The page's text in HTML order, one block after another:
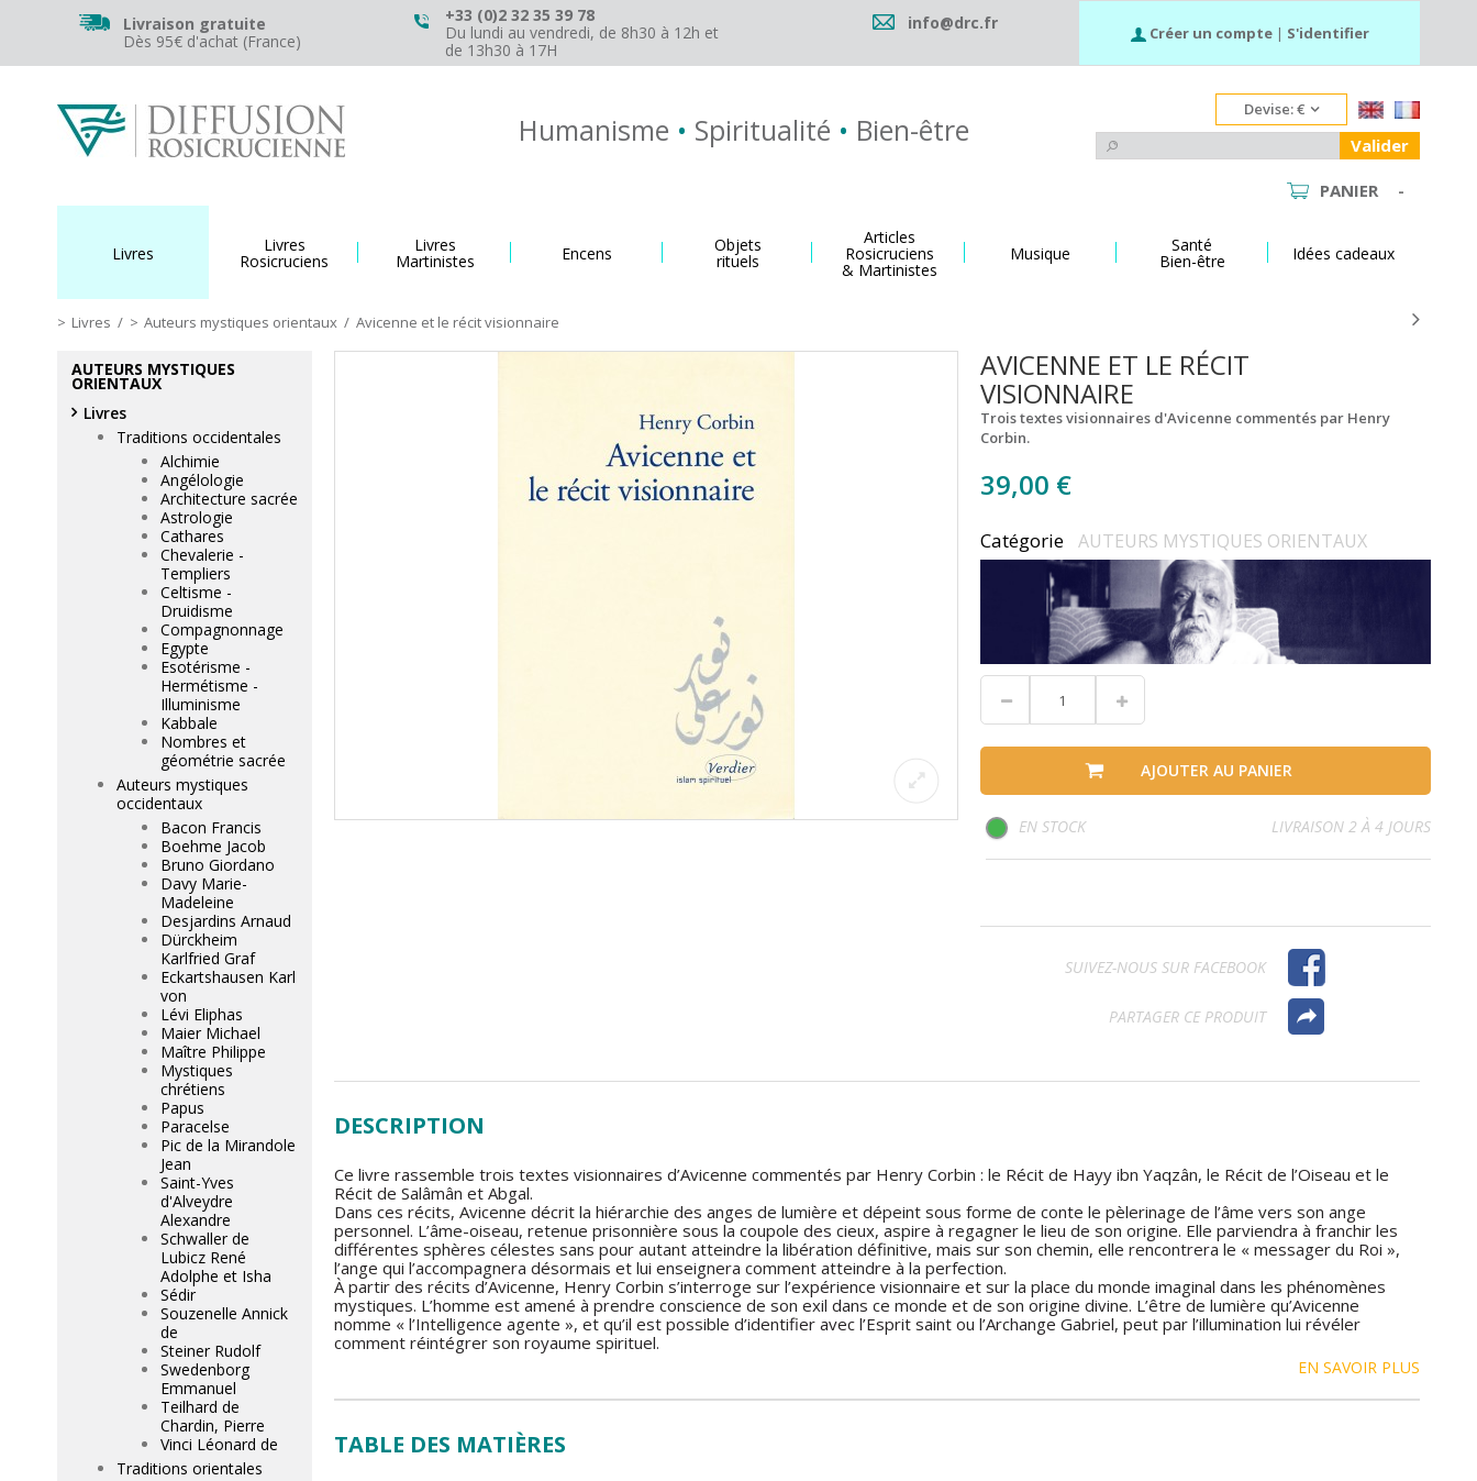
Livraison gratuite
Dès 95€ d'achat (France)
+33 (0)2 32 35 39 78
Du lundi au vendredi, de 8h30 à 12h et
de 13h30 à 17H
info@drc.fr Créer un compte | S'identifier
Humanisme • Spiritualité • Bien-être
Devise:€
Valider
PANIER -
Livres Livres
Rosicruciens
Livres
Martinistes Encens Objets
rituels
Articles
Rosicruciens
& Martinistes
Musique Santé
Bien-être Idées cadeaux
Livres / Auteurs mystiques orientaux / Avicenne et le récit visionnaire
AVICENNE ET LE RÉCIT
VISIONNAIRE
Trois textes visionnaires d'Avicenne commentés par Henry
Corbin.
39,00 €
Catégorie AUTEURS MYSTIQUES ORIENTAUX
AJOUTER AU PANIER
EN STOCK LIVRAISON 2 À 4 JOURS
SUIVEZ-NOUS SUR FACEBOOK
PARTAGER CE PRODUIT
DESCRIPTION
Ce livre rassemble trois textes visionnaires d’Avicenne commentés par Henry Corbin : le Récit de Hayy ibn Yaqzân, le Récit de l’Oiseau et le
Récit de Salâmân et Abgal.
Dans ces récits, Avicenne décrit la hiérarchie des anges de lumière et dépeint sous forme de conte le pèlerinage de l’âme vers son ange
personnel. L’âme-oiseau, retenue prisonnière sous la coupole des cieux, aspire à regagner le lieu de son origine. Elle parviendra à franchir les
différentes sphères célestes sans pour autant atteindre la libération définitive, mais sur son chemin, elle rencontrera le « messager du Roi »,
l’ange qui l’accompagnera désormais et lui enseignera comment atteindre à la perfection.
À partir des récits d’Avicenne, Henry Corbin s’interroge sur l’expérience visionnaire et sur la place du monde imaginal dans les phénomènes
mystiques. L’homme est amené à prendre conscience de son exil dans ce monde et de son origine divine. L’être de lumière qu’Avicenne
nomme « l’Intelligence agente », et qu’il est possible d’identifier avec l’Esprit saint ou l’Archange Gabriel, peut par l’illumination lui révéler
comment réintégrer son royaume spirituel.
EN SAVOIR PLUS
TABLE DES MATIÈRES
AUTEURS MYSTIQUES
ORIENTAUX
Livres
Traditions occidentales
Alchimie
Angélologie
Architecture sacrée
Astrologie
Cathares
Chevalerie -
Templiers
Celtisme -
Druidisme
Compagnonnage
Egypte
Esotérisme -
Hermétisme -
Illuminisme
Kabbale
Nombres et
géométrie sacrée
Auteurs mystiques
occidentaux
Bacon Francis
Boehme Jacob
Bruno Giordano
Davy Marie-
Madeleine
Desjardins Arnaud
Dürckheim
Karlfried Graf
Eckartshausen Karl
von
Lévi Eliphas
Maier Michael
Maître Philippe
Mystiques
chrétiens
Papus
Paracelse
Pic de la Mirandole
Jean
Saint-Yves
d'Alveydre
Alexandre
Schwaller de
Lubicz René
Adolphe et Isha
Sédir
Souzenelle Annick
de
Steiner Rudolf
Swedenborg
Emmanuel
Teilhard de
Chardin, Pierre
Vinci Léonard de
Traditions orientales